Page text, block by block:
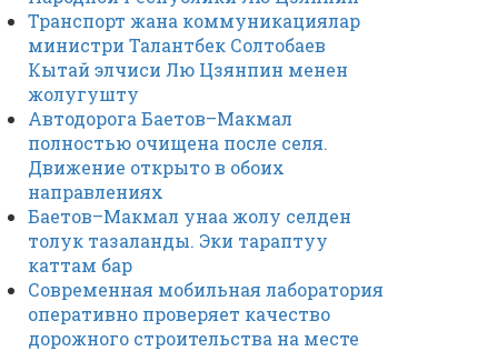
Транспорт жана коммуникациялар
министри Талантбек Солтобаев
Кытай элчиси Лю Цзянпин менен
жолугушту
Автодорога Баетов–Макмал
полностью очищена после селя.
Движение открыто в обоих
направлениях
Баетов–Макмал унаа жолу селден
толук тазаланды. Эки тараптуу
каттам бар
Современная мобильная лаборатория
оперативно проверяет качество
дорожного строительства на месте